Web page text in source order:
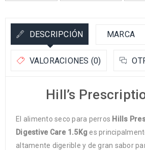
DESCRIPCIÓN MARCA
VALORACIONES (0)
Hill’s
El alimento seco para perros Hills
Digestive Care 1.5Kg es
altamente digerible y de gran sabor